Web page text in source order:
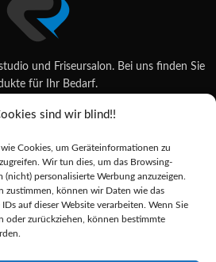
sind wir blind!!
Cookies, um Geräteinformationen zu
Wir tun dies, um das Browsing-
(nicht) personalisierte Werbung anzuzeigen.
zustimmen, können wir Daten wie das
auf dieser Website verarbeiten. Wenn Sie
oder zurückziehen, können bestimmte
und Friseursalon. Bei uns finden Sie
für Ihr Bedarf.
Wiesbaden
Studio Ausstattung
2025.
der gesetzlichen MwSt.